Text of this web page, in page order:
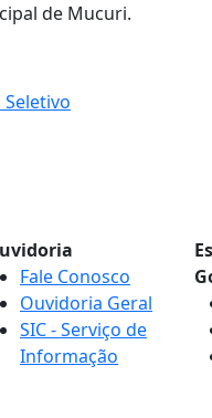
de Mucuri.
Fale Conosco
Ouvidoria Geral
SIC - Serviço de
Informação